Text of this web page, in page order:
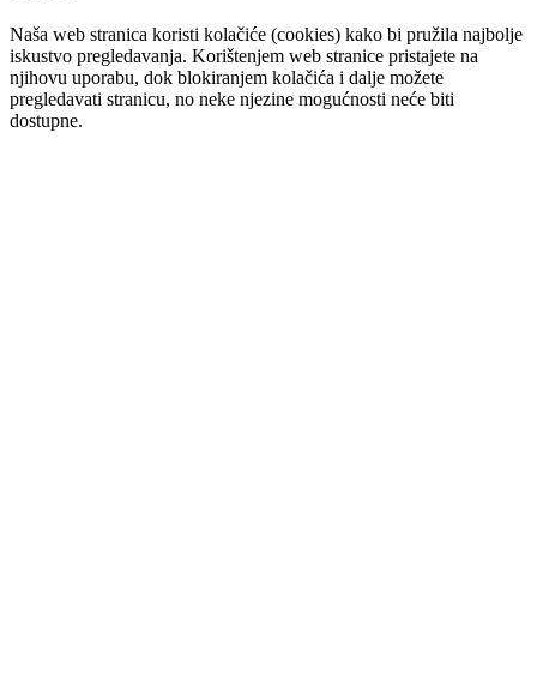
Naša web stranica koristi kolačiće (cookies) kako bi pružila najbolje
iskustvo pregledavanja. Korištenjem web stranice pristajete na
njihovu uporabu, dok blokiranjem kolačića i dalje možete
pregledavati stranicu, no neke njezine mogućnosti neće biti
dostupne.